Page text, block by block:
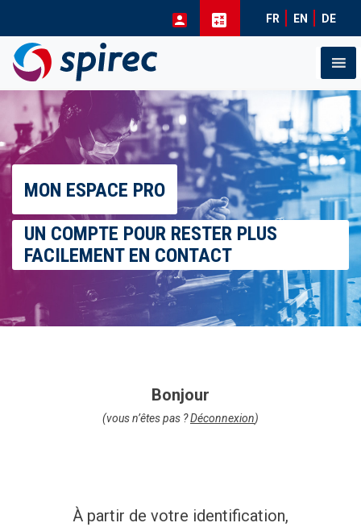
Skip
content
FR EN DE
MON ESPACE PRO
UN COMPTE POUR RESTER PLUS
FACILEMENT EN CONTACT
Bonjour
(vous n’êtes pas ?Déconnexion)
À partir de votre identification,